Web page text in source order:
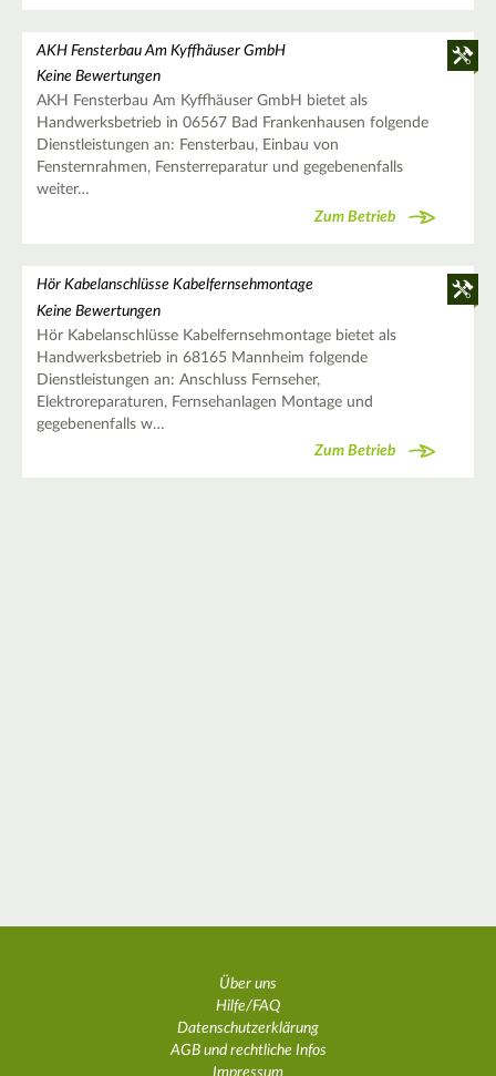
AKH Fensterbau Am Kyffhäuser GmbH
Keine Bewertungen
AKH Fensterbau Am Kyffhäuser GmbH bietet als
Handwerksbetrieb in 06567 Bad Frankenhausen folgende
Dienstleistungen an: Fensterbau, Einbau von
Fensternrahmen, Fensterreparatur und gegebenenfalls
weiter…
Zum Betrieb
Hör Kabelanschlüsse Kabelfernsehmontage
Keine Bewertungen
Hör Kabelanschlüsse Kabelfernsehmontage bietet als
Handwerksbetrieb in 68165 Mannheim folgende
Dienstleistungen an: Anschluss Fernseher,
Elektroreparaturen, Fernsehanlagen Montage und
gegebenenfalls w…
Zum Betrieb
Über uns
Hilfe/FAQ
Datenschutzerklärung
AGB und rechtliche Infos
Impressum